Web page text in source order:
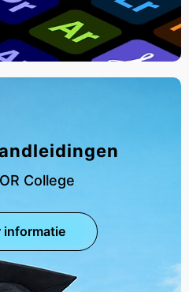
College
informatie